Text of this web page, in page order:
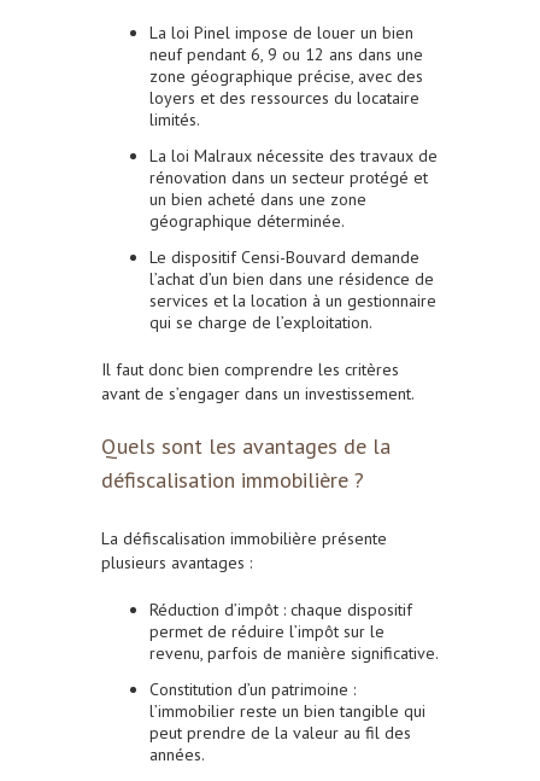
La loi Pinel impose de louer un bien
neuf pendant 6, 9 ou 12 ans dans une
zone géographique précise, avec des
loyers et des ressources du locataire
limités.
La loi Malraux nécessite des travaux de
rénovation dans un secteur protégé et
un bien acheté dans une zone
géographique déterminée.
Le dispositif Censi-Bouvard demande
l’achat d’un bien dans une résidence de
services et la location à un gestionnaire
qui se charge de l’exploitation.
Il faut donc bien comprendre les critères
avant de s’engager dans un investissement.
Quels sont les avantages de la
défiscalisation immobilière ?
La défiscalisation immobilière présente
plusieurs avantages :
Réduction d’impôt : chaque dispositif
permet de réduire l’impôt sur le
revenu, parfois de manière significative.
Constitution d’un patrimoine :
l’immobilier reste un bien tangible qui
peut prendre de la valeur au fil des
années.